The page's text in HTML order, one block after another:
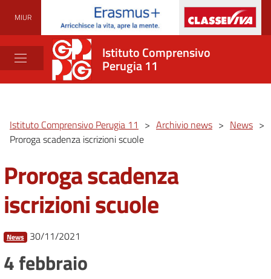
MIUR
Istituto Comprensivo
Perugia 11
Istituto Comprensivo Perugia 11 > Archivio news > News >
Proroga scadenza iscrizioni scuole
Proroga scadenza
iscrizioni scuole
News 30/11/2021
4 febbraio